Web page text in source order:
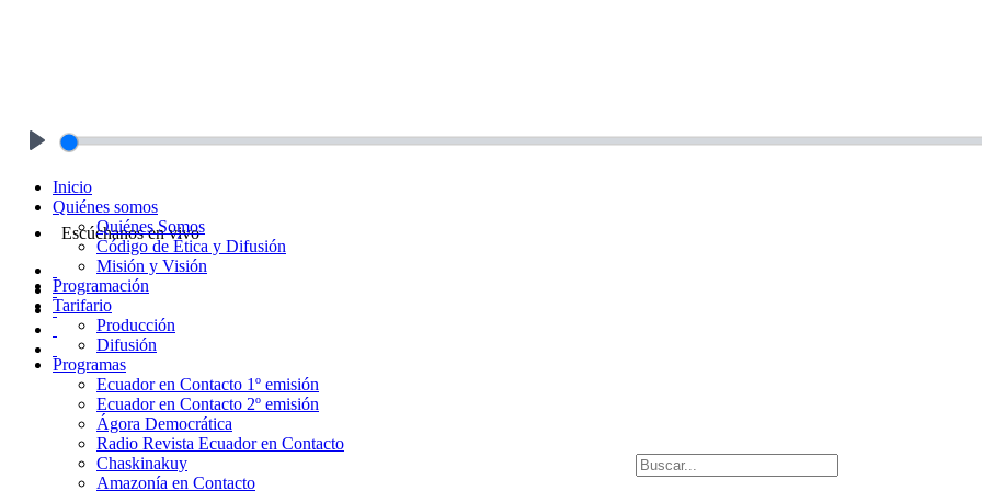
Escúchanos en vivo
Inicio
Quiénes somos
Quiénes Somos
Código de Ética y Difusión
Misión y Visión
Programación
Tarifario
Producción
Difusión
Programas
Ecuador en Contacto 1º emisión
Ecuador en Contacto 2º emisión
Ágora Democrática
Radio Revista Ecuador en Contacto
Chaskinakuy
Amazonía en Contacto